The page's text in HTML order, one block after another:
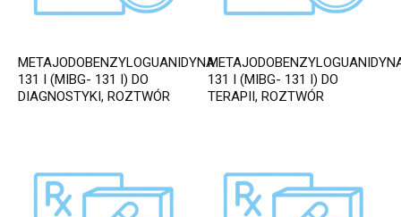
METAJODOBENZYLOGUANIDYNA
131 I (MIBG- 131 I) DO
DIAGNOSTYKI, ROZTWÓR
131 I (MIBG- 131 I) DO
TERAPII, ROZTWÓR